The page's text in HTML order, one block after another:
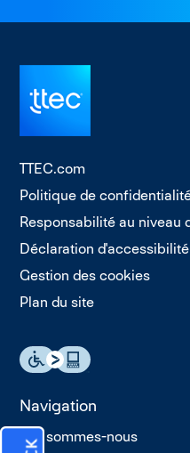
TTEC.com
Politique de
Responsabilité au niveau
Déclaration d'accessibilité
Gestion des cookies
Plan du site
Navigation
Qui sommes-nous